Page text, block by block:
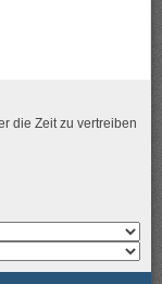
die Zeit zu vertreiben